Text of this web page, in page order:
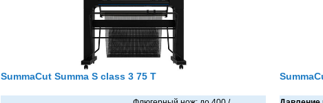
SummaCut Summa S class 3 75 T